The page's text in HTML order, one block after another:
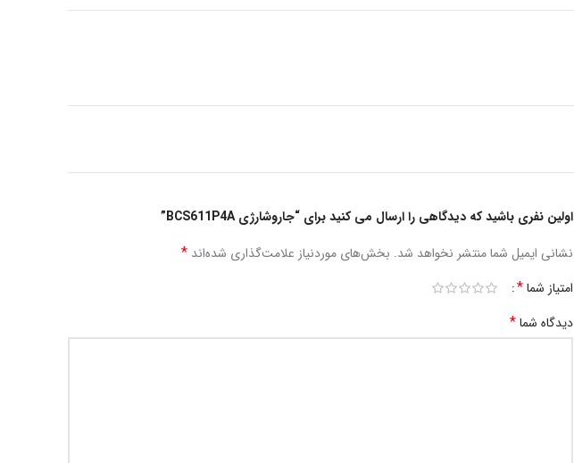
اولین نفری باشید که دیدگاهی را ارسال می کنید برای “جاروشارژی BCS611P4A”
نشانی ایمیل شما منتشر نخواهد شد. بخش‌های موردنیاز علامت‌گذاری شده‌اند *
امتیاز شما*
دیدگاه شما*